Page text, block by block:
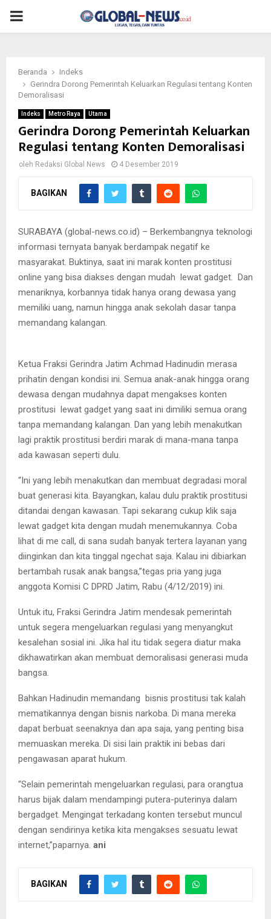
PRIMARY
Beranda
Indeks
Gerindra Dorong Pemerintah Keluarkan Regulasi tentang Konten
Demoralisasi
Indeks Metro Raya Utama
Gerindra Dorong Pemerintah Keluarkan
Regulasi tentang Konten Demoralisasi
oleh Redaksi Global News 4 Desember 2019
BAGIKAN
SURABAYA (global-news.co.id) – Berkembangnya teknologi
informasi ternyata banyak berdampak negatif ke
masyarakat. Buktinya, saat ini marak konten prostitusi
online yang bisa diakses dengan mudah lewat gadget. Dan
menariknya, korbannya tidak hanya orang dewasa yang
memiliki uang, namun hingga anak sekolah dasar tanpa
memandang kalangan.
Ketua Fraksi Gerindra Jatim Achmad Hadinudin merasa
prihatin dengan kondisi ini. Semua anak-anak hingga orang
dewasa dengan mudahnya dapat mengakses konten
prostitusi lewat gadget yang saat ini dimiliki semua orang
tanpa memandang kalangan. Dan yang lebih menakutkan
lagi praktik prostitusi berdiri marak di mana-mana tanpa
ada kawasan seperti dulu.
“Ini yang lebih menakutkan dan membuat degradasi moral
buat generasi kita. Bayangkan, kalau dulu praktik prostitusi
ditandai dengan kawasan. Tapi sekarang cukup klik saja
lewat gadget kita dengan mudah menemukannya. Coba
lihat di me call, di sana sudah banyak tertera layanan yang
diinginkan dan kita tinggal ngechat saja. Kalau ini dibiarkan
bertambah rusak anak bangsa,”tegas pria yang juga
anggota Komisi C DPRD Jatim, Rabu (4/12/2019) ini.
Untuk itu, Fraksi Gerindra Jatim mendesak pemerintah
untuk segera mengeluarkan regulasi yang menyangkut
kesalehan sosial ini. Jika hal itu tidak segera diatur maka
dikhawatirkan akan membuat demoralisasi generasi muda
bangsa.
Bahkan Hadinudin memandang bisnis prostitusi tak kalah
mematikannya dengan bisnis narkoba. Di mana mereka
dapat berbuat seenaknya dan apa saja, yang penting bisa
memuaskan mereka. Di sisi lain praktik ini bebas dari
pengawasan aparat hukum.
“Selain pemerintah mengeluarkan regulasi, para orangtua
harus bijak dalam mendampingi putera-puterinya dalam
bergadget. Mengingat terkadang konten tersebut muncul
dengan sendirinya ketika kita mengakses sesuatu lewat
internet,”paparnya. ani
BAGIKAN